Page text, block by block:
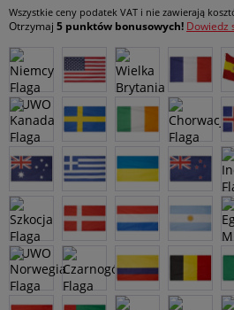
Wszystkie ceny podatek VAT i nie zawierają
Otrzymaj 5 punktów bonusowych! Dowiedz